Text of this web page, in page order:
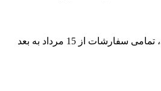
قابل توجه خریداران گرامی، تمامی سفارشات از 15 مرداد به بعد